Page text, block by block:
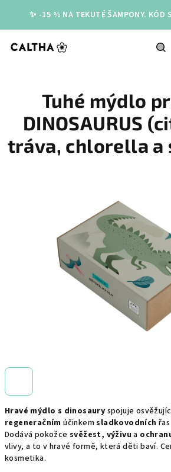
obsah
✨ -15 % NA TEKUTÉ ŠAMPONY. KÓD
Hravé mýdlo s dinosaury spojuje
regeneračním účinkemsladkovodních řas
Dodává pokožcesvěžest, výživu a
vlivy, a to v hravé formě, která děti baví.
kosmetika.
Tuhé mýdlo
DINOSAURUS
tráva, chlorella a